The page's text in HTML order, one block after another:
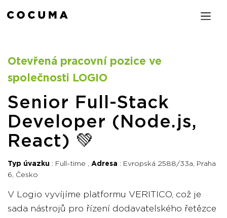
Otevřená pracovní pozice ve
společnosti LOGIO
Senior Full-Stack
Developer (Node.js,
React) 💚
Typ úvazku Full-time Adresa
Evropská 2588/33a, Praha
6, Česko
V Logio vyvíjíme platformu VERITICO, což je
sada nástrojů pro řízení dodavatelského řetězce